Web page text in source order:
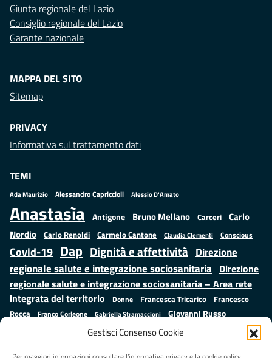
Gestisci Consenso Cookie
Giunta regionale del Lazio
Consiglio regionale del Lazio
Garante nazionale
MAPPA DEL SITO
Sitemap
PRIVACY
Informativa sul trattamento dati
TEMI
Ada Maurizio Alessandro Capriccioli Alessio D'Amato
Anastasìa Antigone Bruno Mellano Carceri
Carlo
Nordio Carlo Renoldi Carmelo Cantone Claudia Clementi Conscious
Covid-19 Dap Dignità e affettività Direzione
regionale salute e integrazione sociosanitaria Direzione
regionale salute e integrazione sociosanitaria – Area rete
integrata del territorio
Donne Francesca Tricarico
Francesco
Rocca
Franco Corleone Gabriella Stramaccioni Giovanni Russo
Giuseppe Emanuele Cangemi Istruzione e cultura
Mauro